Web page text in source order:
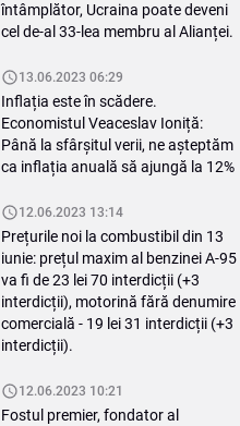
întâmplător, Ucraina poate deveni
cel de-al 33-lea membru al Alianței.
13.06.2023 06:29
Inflația este în scădere.
Economistul Veaceslav Ioniță:
Până la sfârșitul verii, ne așteptăm
ca inflația anuală să ajungă la 12%
12.06.2023 13:14
Prețurile noi la combustibil din 13
iunie: prețul maxim al benzinei A-95
va fi de 23 lei 70 interdicții (+3
interdicții), motorină fără denumire
comercială - 19 lei 31 interdicții (+3
interdicții).
12.06.2023 10:21
Fostul premier, fondator al